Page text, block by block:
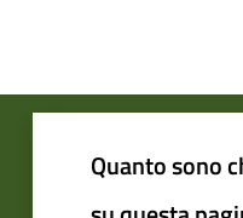
Quanto sono